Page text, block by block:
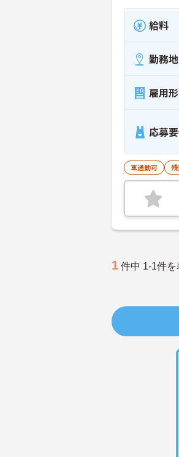
給料
勤務地
雇用
応募
車通勤可
1 件中 1-1件を